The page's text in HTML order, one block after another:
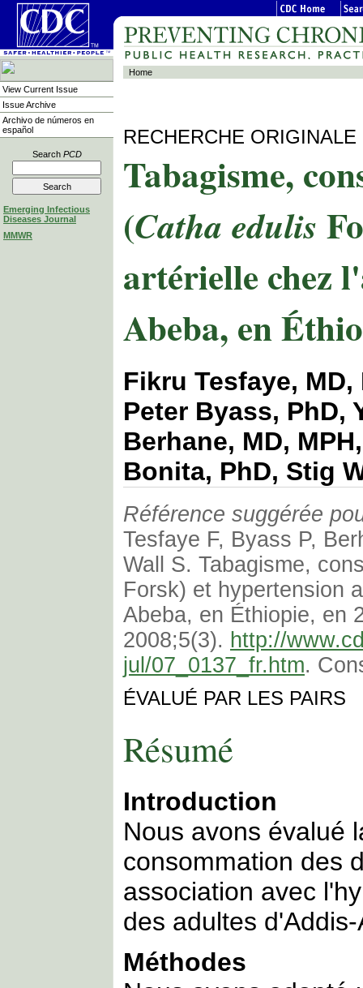
View Current Issue
Issue Archive
Archivo de números en
español
Search PCD
Emerging Infectious
Diseases Journal
MMWR
Home
RECHERCHE ORIGINALE
Tabagisme,
(Catha edulis
artérielle chez
Abeba, en
Fikru Tesfaye, MD,
Peter Byass, PhD,
Berhane, MD,
Bonita, PhD, Stig
Référence suggérée
Tesfaye F, Byass P,
Wall S. Tabagisme,
Forsk) et hypertension
Abeba, en Éthiopie, en
2008;5(3). http://
jul/07_0137_fr.htm.
ÉVALUÉ PAR LES PAIRS
Résumé
Introduction
Nous avons évalué
consommation des
association avec
des adultes
Méthodes